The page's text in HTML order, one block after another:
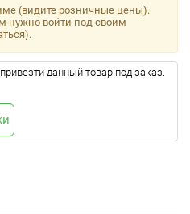
(видите розничные цены).
нужно войти под своим
данный товар под заказ.